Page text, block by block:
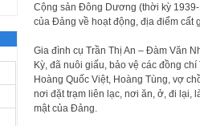
Cộng sản Đông Dương (thời kỳ
của Đảng về hoạt động, địa điểm cất
Gia đình cụ Trần Thị An – Đàm Văn
Kỳ, đã nuôi giấu, bảo vệ các đồng
Hoàng Quốc Việt, Hoàng Tùng, vợ
nơi đặt trạm liên lạc, nơi ăn, ở, đi lại,
mật của Đảng.